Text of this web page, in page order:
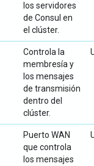
los servidores
de Consul en
el clúster.
Controla la
membresía y
los mensajes
de transmisión
dentro del
clúster.
Puerto WAN
que controla
los mensajes